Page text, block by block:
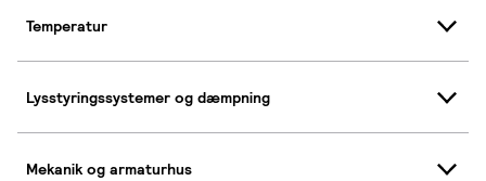
Temperatur
Lysstyringssystemer og dæmpning
Mekanik og armaturhus